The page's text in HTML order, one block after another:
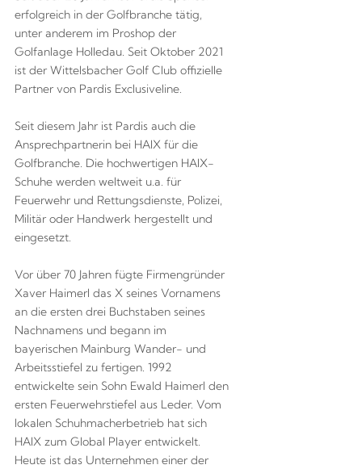
erfolgreich in der Golfbranche tätig,
unter anderem im Proshop der
Golfanlage Holledau. Seit Oktober 2021
ist der Wittelsbacher Golf Club offizielle
Partner von Pardis Exclusiveline.
Seit diesem Jahr ist Pardis auch die
Ansprechpartnerin bei HAIX für die
Golfbranche. Die hochwertigen HAIX-
Schuhe werden weltweit u.a. für
Feuerwehr und Rettungsdienste, Polizei,
Militär oder Handwerk hergestellt und
eingesetzt.
Vor über 70 Jahren fügte Firmengründer
Xaver Haimerl das X seines Vornamens
an die ersten drei Buchstaben seines
Nachnamens und begann im
bayerischen Mainburg Wander- und
Arbeitsstiefel zu fertigen. 1992
entwickelte sein Sohn Ewald Haimerl den
ersten Feuerwehrstiefel aus Leder. Vom
lokalen Schuhmacherbetrieb hat sich
HAIX zum Global Player entwickelt.
Heute ist das Unternehmen einer der